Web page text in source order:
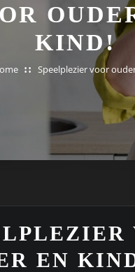
KIND!
Speelplezier voor
EN